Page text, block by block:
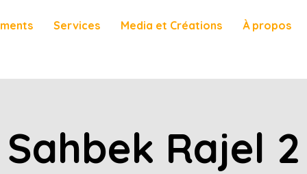
Services Media et Créations À propos
Sahbek Rajel 2